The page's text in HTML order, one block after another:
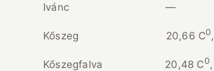
Ivánc —
Kőszeg 20,66 C0,
Kőszegfalva 20,48 C0,